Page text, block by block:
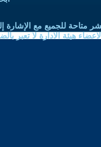
متاحة للجميع مع الإشارة
هيئة الادارة لا تعبر